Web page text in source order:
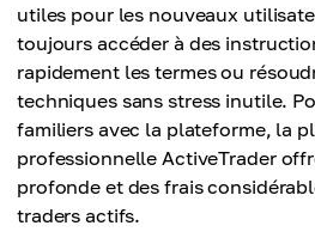
utiles pour les nouveaux
toujours accéder à des
rapidement les termes ou
techniques sans stress inutile.
familiers avec la plateforme, la
professionnelle ActiveTrader
profonde et des frais
traders actifs.